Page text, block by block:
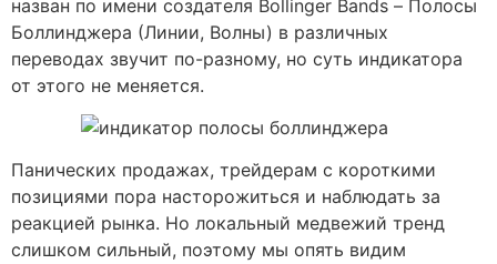
назван по имени создателя Bollinger Bands – Полосы
Боллинджера (Линии, Волны) в различных
переводах звучит по-разному, но суть индикатора
от этого не меняется.
Панических продажах, трейдерам с короткими
позициями пора насторожиться и наблюдать за
реакцией рынка. Но локальный медвежий тренд
слишком сильный, поэтому мы опять видим